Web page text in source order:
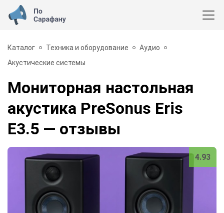
Каталог Техника и оборудование
Аудио
Акустические системы
Мониторная настольная
акустика PreSonus Eris
E3.5 — отзывы
4.93